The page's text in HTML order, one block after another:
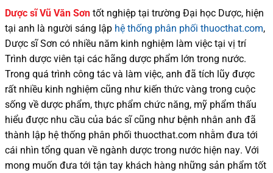
Dược sĩVũ Văn Sơn tốt nghiệp tại trường Đại học Dược, hiện
tại anh là người sáng lập hệ thống phân phối thuocthat.com,
Dược sĩSơn có nhiều năm kinh nghiệm làm việc tại vị trí
Trình dược viên tại các hãng dược phẩm lớn trong nước.
Trong quá trình công tác và làm việc, anh đã tích lũy được
rất nhiều kinh nghiệm cũng như kiến thức vàng trong cuộc
sống về dược phẩm, thực phẩm chức năng, mỹ phẩm thấu
hiểu được nhu cầu của bác sĩcũng như bệnh nhân anh đã
thành lập hệ thống phân phối thuocthat.com nhằm đưa tới
cái nhìn tổng quan về ngành dược trong nước hiện nay. Với
mong muốn đưa tới tận tay khách hàng những sản phẩm tốt